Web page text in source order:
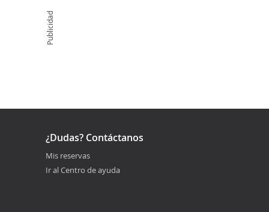
Publicidad
¿Dudas? Contáctanos
Mis reservas
Ir al Centro de ayuda